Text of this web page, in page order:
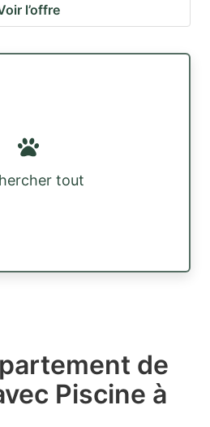
l’offre
tout
de
Piscine à